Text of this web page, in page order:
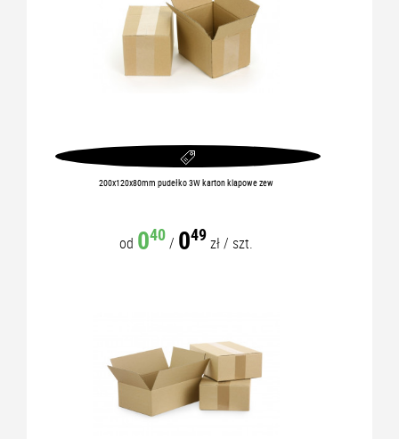
200x120x80mm pudełko 3W karton klapowe zew
od 040/ 049zł/ szt.